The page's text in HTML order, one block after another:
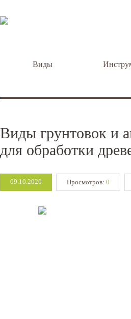
Виды
Виды грунтовок и
для обработки
09.10.2020 Просмотров: 0